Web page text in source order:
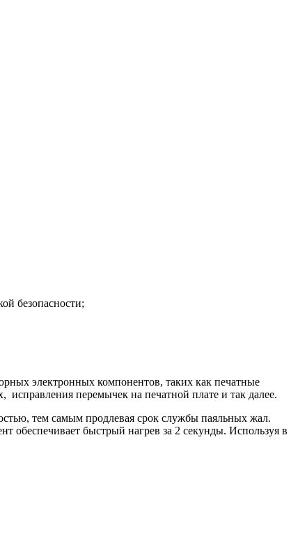
безопасности;
электронных компонентов, таких как печатные
перемычек на печатной плате и так далее.
тем самым продлевая срок службы паяльных жал.
обеспечивает быстрый нагрев за 2 секунды. Используя в